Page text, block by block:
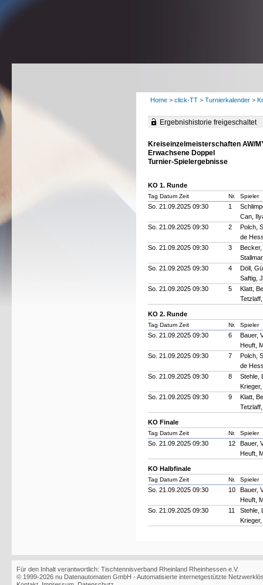
Home > click-TT > Turnierkalender >
Ergebnishistorie freigeschaltet
Kreiseinzelmeisterschaften AW/
Erwachsene Doppel
Turnier-Spielergebnisse
KO 1. Runde
Tag Datum Zeit Nr. Spieler
So. 21.09.2025 09:30 1
Can,
So. 21.09.2025 09:30
2
Polch,
de
So. 21.09.2025 09:30
3
So. 21.09.2025 09:30
4
Döll,
Saftig,
So. 21.09.2025 09:30
5
Klatt,
KO 2. Runde
Tag Datum Zeit Nr. Spieler
So. 21.09.2025 09:30 6
Bauer,
Heuft,
So. 21.09.2025 09:30
7
Polch,
de
So. 21.09.2025 09:30
8
Stehle,
So. 21.09.2025 09:30
9
Klatt,
KO Finale
Tag Datum Zeit Nr. Spieler
So. 21.09.2025 09:30 12
Bauer,
Heuft,
KO Halbfinale
Tag Datum Zeit Nr. Spieler
So. 21.09.2025 09:30 10
Bauer,
Heuft,
So. 21.09.2025 09:30
11
Stehle,
Für den Inhalt verantwortlich: Tischtennisverband Rheinland Rheinhessen e.V.
© 1999-2026 nu Datenautomaten GmbH - Automatisierte internetgestützte